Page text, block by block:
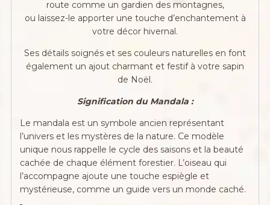
route comme un gardien des montagnes,
ou laissez-le apporter une touche d’enchantement à
votre décor hivernal.
Ses détails soignés et ses couleurs naturelles en font
également un ajout charmant et festif à votre sapin
de Noël.
Signification du Mandala :
Le mandala est un symbole ancien représentant
l’univers et les mystères de la nature. Ce modèle
unique nous rappelle le cycle des saisons et la beauté
cachée de chaque élément forestier. L’oiseau qui
l’accompagne ajoute une touche espiègle et
mystérieuse, comme un guide vers un monde caché.